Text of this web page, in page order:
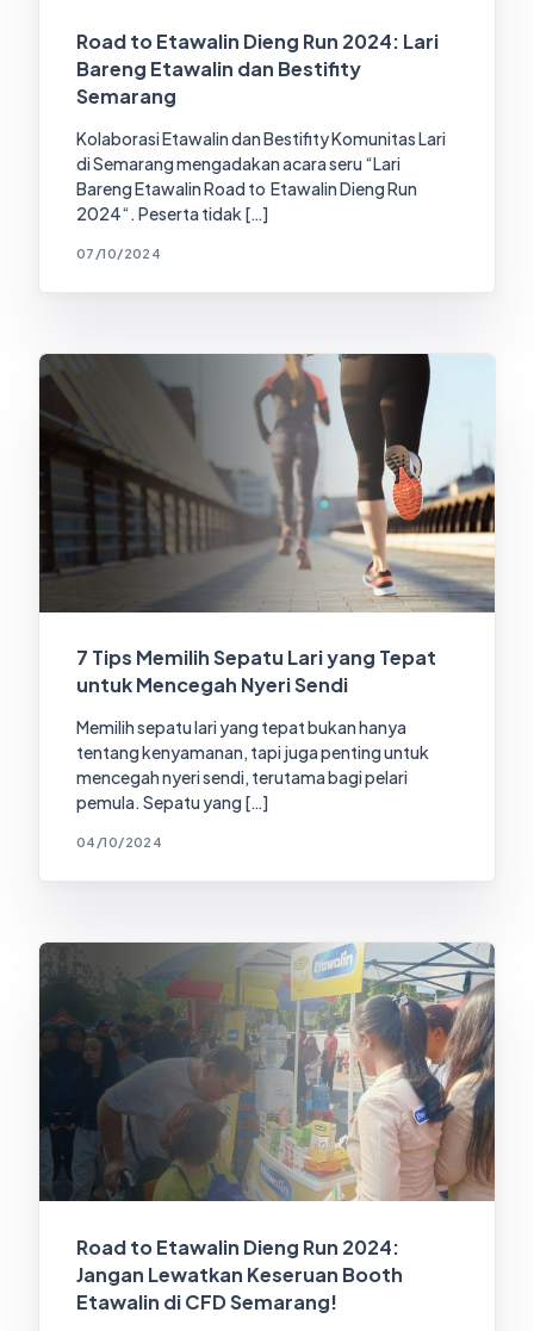
Road to Etawalin Dieng Run 2024: Lari
Bareng Etawalin dan Bestifity
Semarang
Kolaborasi Etawalin dan Bestifity Komunitas Lari
di Semarang mengadakan acara seru “Lari
Bareng Etawalin Road to Etawalin Dieng Run
2024“. Peserta tidak […]
07/10/2024
7 Tips Memilih Sepatu Lari yang Tepat
untuk Mencegah Nyeri Sendi
Memilih sepatu lari yang tepat bukan hanya
tentang kenyamanan, tapi juga penting untuk
mencegah nyeri sendi, terutama bagi pelari
pemula. Sepatu yang […]
04/10/2024
Road to Etawalin Dieng Run 2024:
Jangan Lewatkan Keseruan Booth
Etawalin di CFD Semarang!